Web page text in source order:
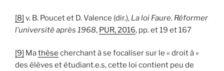
[8] v. B. Poucet et D. Valence (dir.), La loi Faure. Réformer
l’université après 1968, PUR, 2016, pp. et 19 et 167
[9] Mathèse cherchant à se focaliser sur le « droit à »
des élèves et étudiant.e.s, cette loi contient peu de